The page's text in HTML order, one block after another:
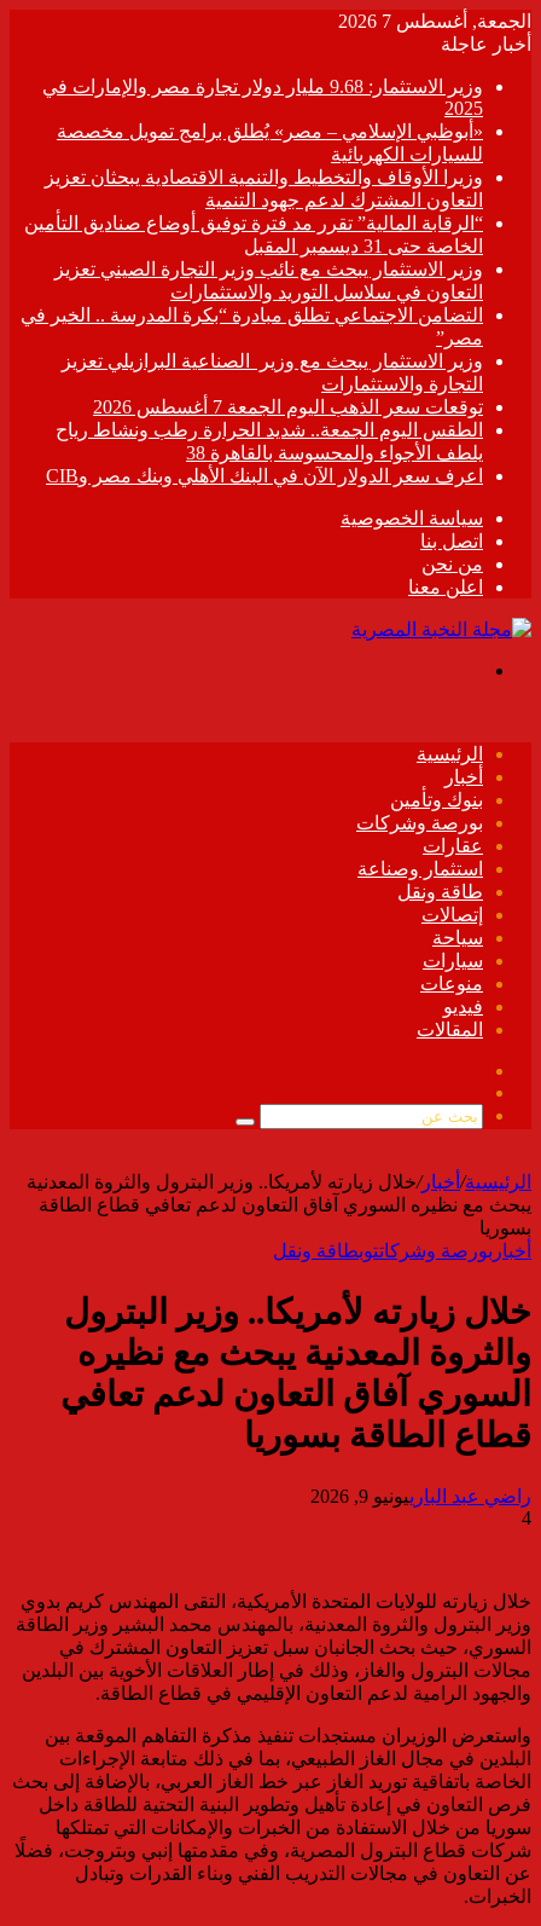
الجمعة, أغسطس 7 2026
أخبار عاجلة
وزير الاستثمار: 9.68 مليار دولار تجارة مصر والإمارات في
2025
«أبوظبي الإسلامي – مصر» يُطلق برامج تمويل مخصصة
للسيارات الكهربائية
وزيرا الأوقاف والتخطيط والتنمية الاقتصادية يبحثان تعزيز
التعاون المشترك لدعم جهود التنمية
“الرقابة المالية” تقرر مد فترة توفيق أوضاع صناديق التأمين
الخاصة حتى 31 ديسمبر المقبل
وزير الاستثمار يبحث مع نائب وزير التجارة الصيني تعزيز
التعاون في سلاسل التوريد والاستثمارات
التضامن الاجتماعي تطلق مبادرة “بكرة المدرسة .. الخير في
مصر”
وزير الاستثمار يبحث مع وزير الصناعية البرازيلي تعزيز
التجارة والاستثمارات
توقعات سعر الذهب اليوم الجمعة 7 أغسطس 2026
الطقس اليوم الجمعة.. شديد الحرارة رطب ونشاط رياح
يلطف الأجواء والمحسوسة بالقاهرة 38
اعرف سعر الدولار الآن في البنك الأهلي وبنك مصر وCIB
سياسة الخصوصية
اتصل بنا
من نحن
اعلن معنا
الرئيسية
أخبار
بنوك وتأمين
بورصة وشركات
عقارات
استثمار وصناعة
طاقة ونقل
إتصالات
سياحة
سيارات
منوعات
فيديو
المقالات
الموقع
بحث
الرئيسية/ أخبار/خلال زيارته لأمريكا.. وزير البترول والثروة المعدنية
يبحث مع نظيره السوري آفاق التعاون لدعم تعافي قطاع الطاقة
بسوريا
أخبار بورصة وشركاتتوبطاقة ونقل
خلال زيارته لأمريكا.. وزير البترول
والثروة المعدنية يبحث مع نظيره
السوري آفاق التعاون لدعم تعافي
قطاع الطاقة بسوريا
راضي عبد البارييونيو 9, 2026
4
خلال زيارته للولايات المتحدة الأمريكية، التقى المهندس كريم بدوي
وزير البترول والثروة المعدنية، بالمهندس محمد البشير وزير الطاقة
السوري، حيث بحث الجانبان سبل تعزيز التعاون المشترك في
مجالات البترول والغاز، وذلك في إطار العلاقات الأخوية بين البلدين
والجهود الرامية لدعم التعاون الإقليمي في قطاع الطاقة.
واستعرض الوزيران مستجدات تنفيذ مذكرة التفاهم الموقعة بين
البلدين في مجال الغاز الطبيعي، بما في ذلك متابعة الإجراءات
الخاصة باتفاقية توريد الغاز عبر خط الغاز العربي، بالإضافة إلى بحث
فرص التعاون في إعادة تأهيل وتطوير البنية التحتية للطاقة داخل
سوريا من خلال الاستفادة من الخبرات والإمكانات التي تمتلكها
شركات قطاع البترول المصرية، وفي مقدمتها إنبي وبتروجت، فضلًا
عن التعاون في مجالات التدريب الفني وبناء القدرات وتبادل
الخبرات.